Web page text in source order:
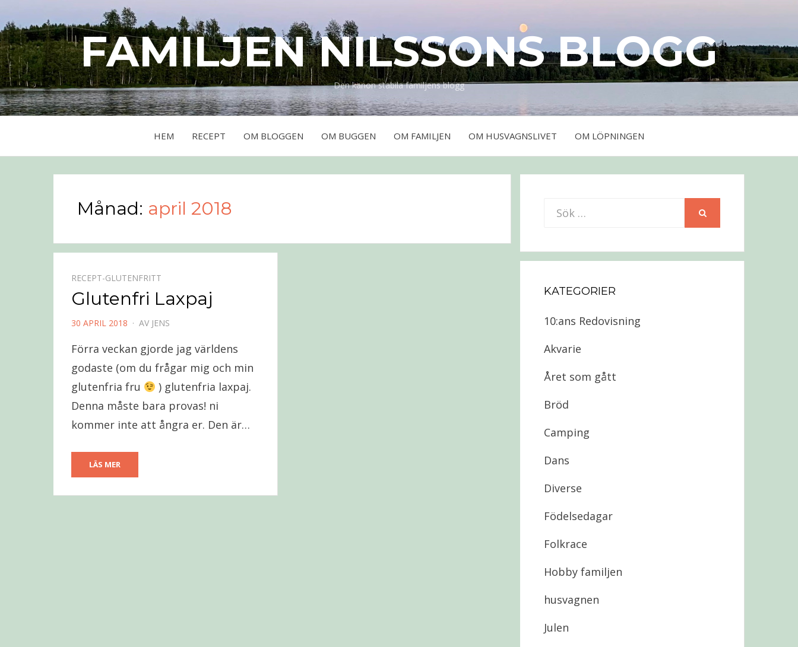
FAMILJEN NILSSONS BLOGG
Den kanon stabila familjens blogg
HEM RECEPT OM BLOGGEN OM BUGGEN OM FAMILJEN OM HUSVAGNSLIVET OM LÖPNINGEN
Månad: april 2018
RECEPT-GLUTENFRITT
Glutenfri Laxpaj
PUBLICERAD
30 APRIL 2018 AV JENS
Förra veckan gjorde jag världens
godaste (om du frågar mig och min
glutenfria fru
) glutenfria laxpaj.
Denna måste bara provas! ni
kommer inte att ångra er. Den är…
LÄS MER
Sök
KATEGORIER
10:ans Redovisning
Akvarie
Året som gått
Bröd
Camping
Dans
Diverse
Födelsedagar
Folkrace
Hobby familjen
husvagnen
Julen